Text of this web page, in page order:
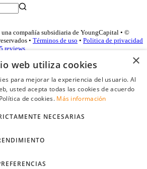
compañía subsidiaria de YoungCapital • ©
• Términos de uso • Politica de privacidad
reviews
×
web utiliza cookies
para mejorar la experiencia del usuario. Al
usted acepta todas las cookies de acuerdo
de cookies. Más información
NECESARIAS